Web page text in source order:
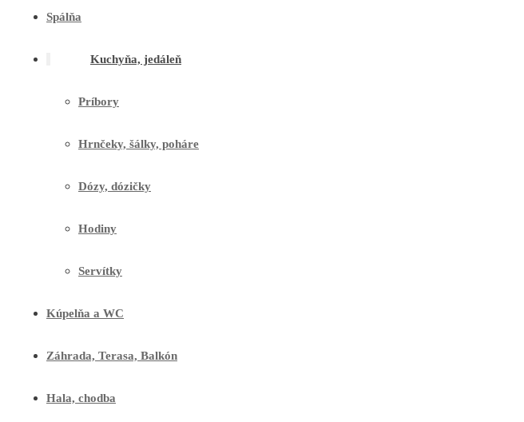
Spálňa
Kuchyňa, jedáleň
Príbory
Hrnčeky, šálky, poháre
Dózy, dózičky
Hodiny
Servítky
Kúpelňa a WC
Záhrada, Terasa, Balkón
Hala, chodba